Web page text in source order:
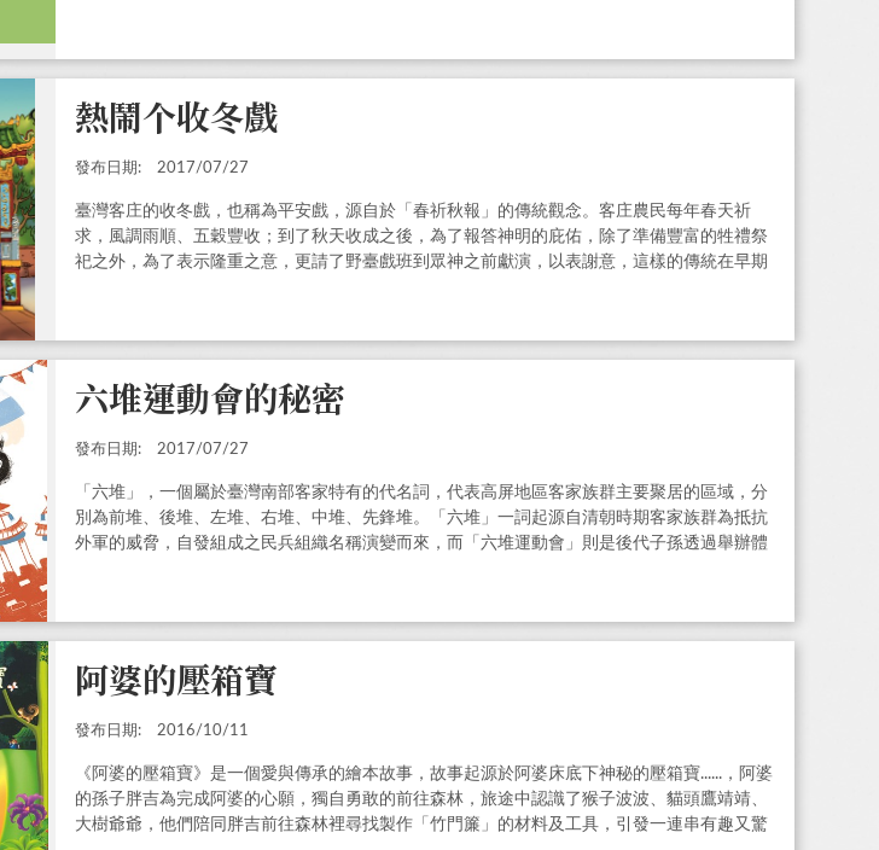
熱鬧个收冬戲
發布日期: 2017/07/27
臺灣客庄的收冬戲，也稱為平安戲，源自於「春祈秋報」的傳統觀念。客庄農民每年春天祈
求，風調雨順、五穀豐收；到了秋天收成之後，為了報答神明的庇佑，除了準備豐富的牲禮祭
祀之外，為了表示隆重之意，更請了野臺戲班到眾神之前獻演，以表謝意，這樣的傳統在早期
六堆運動會的秘密
發布日期: 2017/07/27
「六堆」，一個屬於臺灣南部客家特有的代名詞，代表高屏地區客家族群主要聚居的區域，分
別為前堆、後堆、左堆、右堆、中堆、先鋒堆。「六堆」一詞起源自清朝時期客家族群為抵抗
外軍的威脅，自發組成之民兵組織名稱演變而來，而「六堆運動會」則是後代子孫透過舉辦體
阿婆的壓箱寶
發布日期: 2016/10/11
《阿婆的壓箱寶》是一個愛與傳承的繪本故事，故事起源於阿婆床底下神秘的壓箱寶......，阿婆
的孫子胖吉為完成阿婆的心願，獨自勇敢的前往森林，旅途中認識了猴子波波、貓頭鷹靖靖、
大樹爺爺，他們陪同胖吉前往森林裡尋找製作「竹門簾」的材料及工具，引發一連串有趣又驚